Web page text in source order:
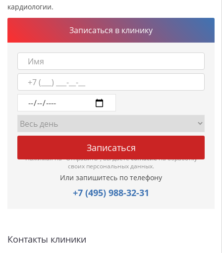
кардиологии.
Записаться в клинику
Нажимая на "Отправить", вы даетесогласиена обработку
своих персональных данных.
Или запишитесь по телефону
+7 (495) 988-32-31
Контакты клиники